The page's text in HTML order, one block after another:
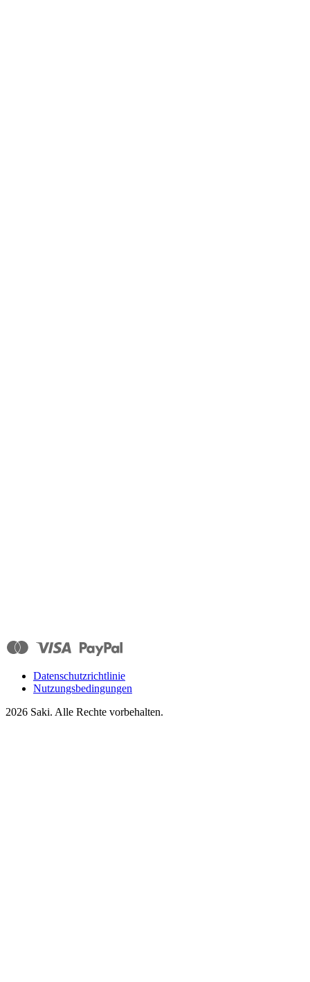
Datenschutzrichtlinie
Nutzungsbedingungen
2026 Saki. Alle Rechte vorbehalten.